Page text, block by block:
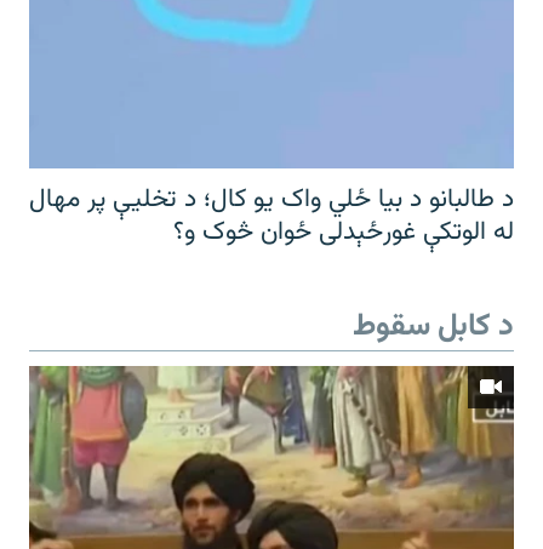
د طالبانو د بیا ځلي واک یو کال؛ د تخلیې پر مهال
له الوتکې غورځېدلی ځوان څوک و؟
د کابل سقوط